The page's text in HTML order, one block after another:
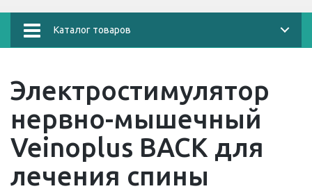
Каталог товаров
Электростимулятор
нервно-мышечный
Veinoplus BACK для
лечения спины